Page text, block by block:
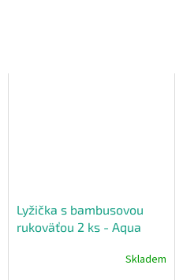
Lyžička s bambusovou
rukoväťou 2 ks - Aqua
Skladem